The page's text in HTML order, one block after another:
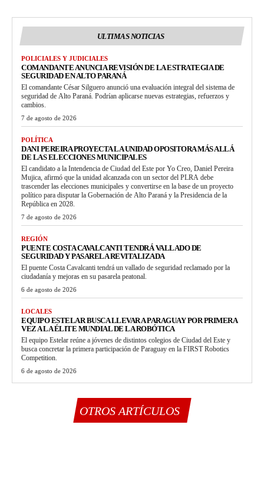
ULTIMAS NOTICIAS
POLICIALES Y JUDICIALES
COMANDANTE ANUNCIA REVISIÓN DE LA ESTRATEGIA DE
SEGURIDAD EN ALTO PARANÁ
El comandante César Silguero anunció una evaluación integral del sistema de
seguridad de Alto Paraná. Podrían aplicarse nuevas estrategias, refuerzos y
cambios.
7 de agosto de 2026
POLÍTICA
DANI PEREIRA PROYECTA LA UNIDAD OPOSITORA MÁS ALLÁ
DE LAS ELECCIONES MUNICIPALES
El candidato a la Intendencia de Ciudad del Este por Yo Creo, Daniel Pereira
Mujica, afirmó que la unidad alcanzada con un sector del PLRA debe
trascender las elecciones municipales y convertirse en la base de un proyecto
político para disputar la Gobernación de Alto Paraná y la Presidencia de la
República en 2028.
7 de agosto de 2026
REGIÓN
PUENTE COSTA CAVALCANTI TENDRÁ VALLADO DE
SEGURIDAD Y PASARELA REVITALIZADA
El puente Costa Cavalcanti tendrá un vallado de seguridad reclamado por la
ciudadanía y mejoras en su pasarela peatonal.
6 de agosto de 2026
LOCALES
EQUIPO ESTELAR BUSCA LLEVAR A PARAGUAY POR PRIMERA
VEZ A LA ÉLITE MUNDIAL DE LA ROBÓTICA
El equipo Estelar reúne a jóvenes de distintos colegios de Ciudad del Este y
busca concretar la primera participación de Paraguay en la FIRST Robotics
Competition.
6 de agosto de 2026
OTROS ARTÍCULOS